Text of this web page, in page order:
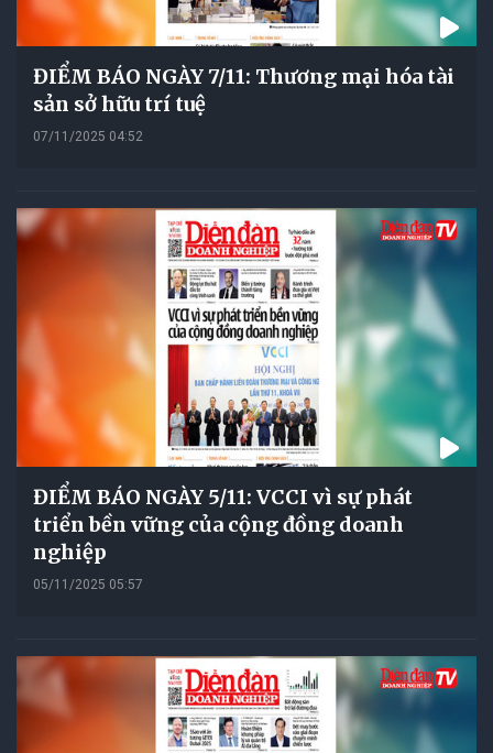
ĐIỂM BÁO NGÀY 7/11: Thương mại hóa tài
sản sở hữu trí tuệ
07/11/2025 04:52
ĐIỂM BÁO NGÀY 5/11: VCCI vì sự phát
triển bền vững của cộng đồng doanh
nghiệp
05/11/2025 05:57